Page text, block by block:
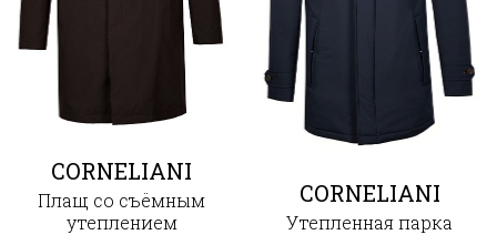
CORNELIANI
Плащ со съёмным
утеплением
CORNELIANI
Утепленная парка